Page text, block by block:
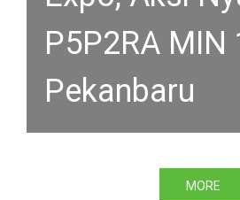
P5P2RA MIN
Pekanbaru
MORE
PEKANBARU
RAMADHAN
MORE